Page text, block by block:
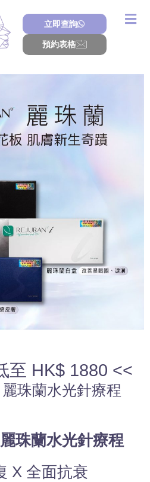
立即查詢
預約表格
至 HK$ 1880 <<
珠蘭水光針療程
珠蘭水光針療程
X 全面抗衰